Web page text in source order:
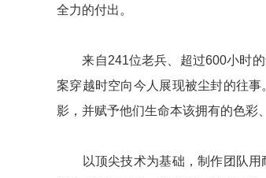
全力的付出。
来自241位老兵、超过600小时的
案穿越时空向今人展现被尘封的往
影，并赋予他们生命本该拥有的色彩
以顶尖技术为基础，制作团队用